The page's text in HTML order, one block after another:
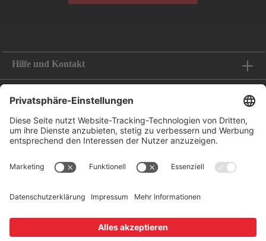
Hilfe und Kontakt
Folge uns
Bestellung widerrufen
Zahlungsoptionen